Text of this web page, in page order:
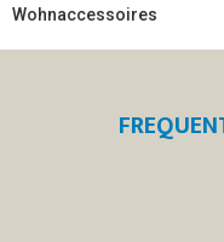
Wohnaccessoires